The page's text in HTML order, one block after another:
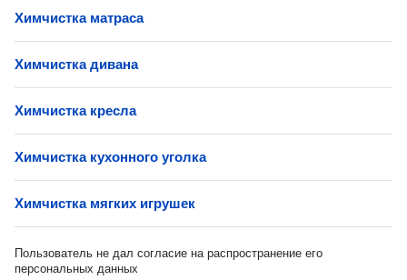
Химчистка матраса
Химчистка дивана
Химчистка кресла
Химчистка кухонного уголка
Химчистка мягких игрушек
Пользователь не дал согласие на распространение его
персональных данных